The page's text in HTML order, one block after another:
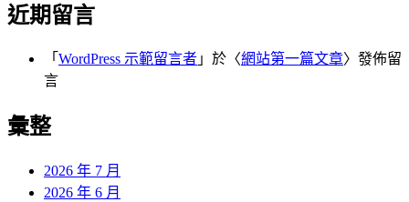
近期留言
「 WordPress 示範留言者 」於〈網站第一篇文章〉發佈留
言
彙整
2026 年 7 月
2026 年 6 月